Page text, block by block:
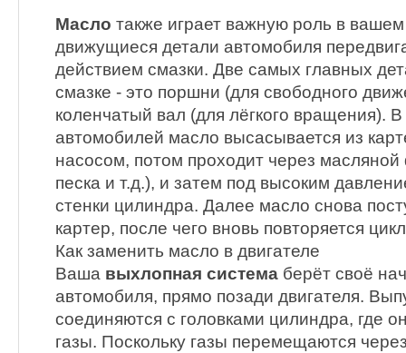
Масло также играет важную роль в
движущиеся детали автомобиля
действием смазки. Две самых главных
смазке - это поршни (для свободного
коленчатый вал (для лёгкого вращения).
автомобилей масло высасывается из
насосом, потом проходит через масляной
песка и т.д.), и затем под высоким
стенки цилиндра. Далее масло снова
картер, после чего вновь повторяется
Как заменить масло в двигателе
Ваша выхлопная система берёт своё
автомобиля, прямо позади двигателя.
соединяются с головками цилиндра, где
газы. Поскольку газы перемещаются